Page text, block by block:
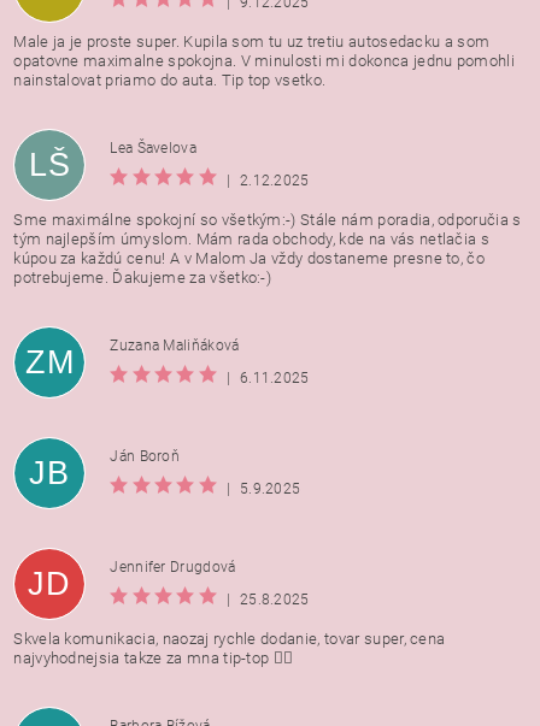
Male ja je proste super. Kupila som tu uz tretiu autosedacku a som
opatovne maximalne spokojna. V minulosti mi dokonca jednu pomohli
nainstalovat priamo do auta. Tip top vsetko.
LŠ
Lea Šavelova
|
2.12.2025
Sme maximálne spokojní so všetkým:-) Stále nám poradia, odporučia s
tým najlepším úmyslom. Mám rada obchody, kde na vás netlačia s
kúpou za každú cenu! A v Malom Ja vždy dostaneme presne to, čo
potrebujeme. Ďakujeme za všetko:-)
ZM
Zuzana Maliňáková
|
6.11.2025
JB
Ján Boroň
|
5.9.2025
JD
Jennifer Drugdová
|
25.8.2025
Skvela komunikacia, naozaj rychle dodanie, tovar super, cena
najvyhodnejsia takze za mna tip-top 👍🏻